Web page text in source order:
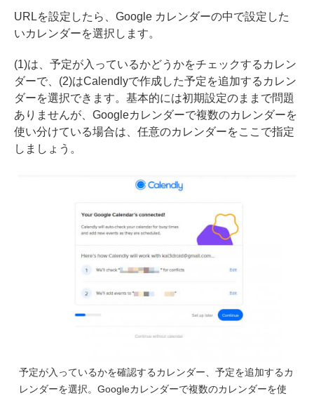
URLを設定したら、Google カレンダーの中で設定した
いカレンダーを選択します。
(1)は、予定が入っているかどうかをチェックするカレン
ダーで、(2)はCalendlyで作成した予定を追加するカレン
ダーを選択できます。基本的には初期設定のままで問題
ありませんが、Googleカレンダーで複数のカレンダーを
使い分けている場合は、任意のカレンダーをここで指定
しましょう。
予定が入っているかを確認するカレンダー、予定を追加するカ
レンダーを選択。Googleカレンダーで複数のカレンダーを使